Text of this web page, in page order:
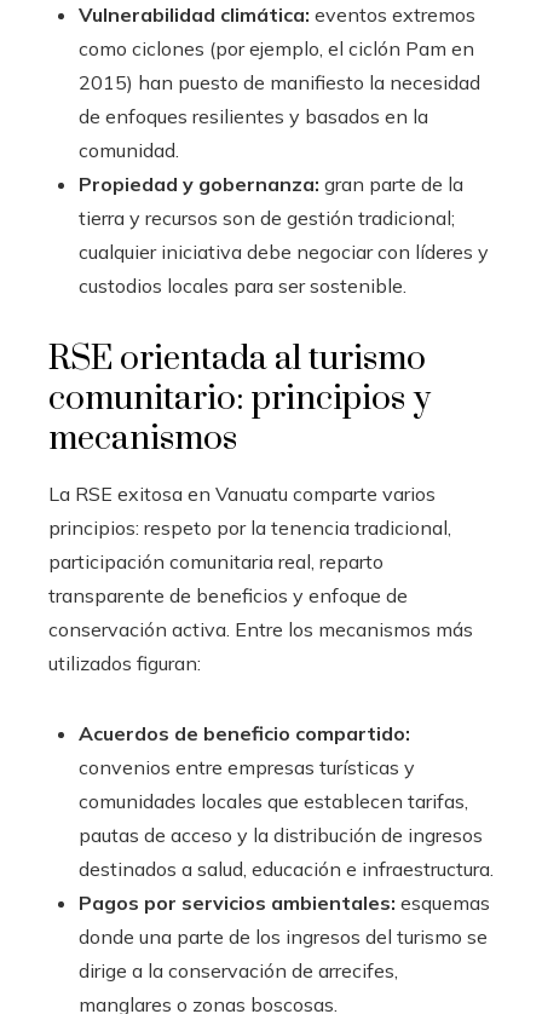
Vulnerabilidad climática: eventos extremos
como ciclones (por ejemplo, el ciclón Pam en
2015) han puesto de manifiesto la necesidad
de enfoques resilientes y basados en la
comunidad.
Propiedad y gobernanza: gran parte de la
tierra y recursos son de gestión tradicional;
cualquier iniciativa debe negociar con líderes y
custodios locales para ser sostenible.
RSE orientada al turismo
comunitario: principios y
mecanismos
La RSE exitosa en Vanuatu comparte varios
principios: respeto por la tenencia tradicional,
participación comunitaria real, reparto
transparente de beneficios y enfoque de
conservación activa. Entre los mecanismos más
utilizados figuran:
Acuerdos de beneficio compartido:
convenios entre empresas turísticas y
comunidades locales que establecen tarifas,
pautas de acceso y la distribución de ingresos
destinados a salud, educación e infraestructura.
Pagos por servicios ambientales: esquemas
donde una parte de los ingresos del turismo se
dirige a la conservación de arrecifes,
manglares o zonas boscosas.